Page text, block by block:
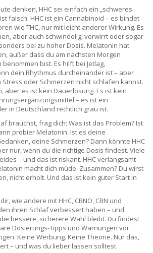
denken, HHC sei einfach ein „schweres
falsch. HHC ist ein Cannabinoid – es bindet
wie THC, nur mit leicht anderer Wirkung. Es
aber auch schwindelig, verwirrt oder sogar
bei zu hoher Dosis. Melatonin hat
außer dass du am nächsten Morgen
bist. Es hilft bei Jetlag,
dein Rhythmus durcheinander ist – aber
Stress oder Schmerzen nicht schlafen kannst.
aber es ist kein Dauerlösung. Es ist kein
– es ist ein
in Deutschland rechtlich grau ist.
brauchst, frag dich: Was ist das Problem? Ist
probier Melatonin. Ist es deine
deine Schmerzen? Dann könnte HHC
nur, wenn du die richtige Dosis findest. Viele
– und das ist riskant. HHC verlangsamt
macht dich müde. Zusammen? Du wirst
nicht erholt. Und das ist kein guter Start in
wie andere mit HHC, CBNO, CBN und
ihren Schlaf verbessert haben – und
bessere, sicherere Wahl bleibt. Du findest
Dosierungs-Tipps und Warnungen vor
Keine Werbung. Keine Theorie. Nur das,
– und was du lieber lassen solltest.